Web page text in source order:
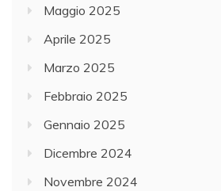
Maggio 2025
Aprile 2025
Marzo 2025
Febbraio 2025
Gennaio 2025
Dicembre 2024
Novembre 2024